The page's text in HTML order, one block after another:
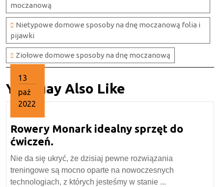
moczanową
Nietypowe domowe sposoby na dnę moczanową folia i
pijawki
Ziołowe domowe sposoby na dnę moczanową
You May Also Like
13
paź
2022
października
2022
Rowery Monark idealny sprzęt do
ćwiczeń.
Monark
idealny
sprzęt
Nie da się ukryć, że dzisiaj pewne rozwiązania
treningowe są mocno oparte na nowoczesnych
technologiach, z których jesteśmy w stanie ...